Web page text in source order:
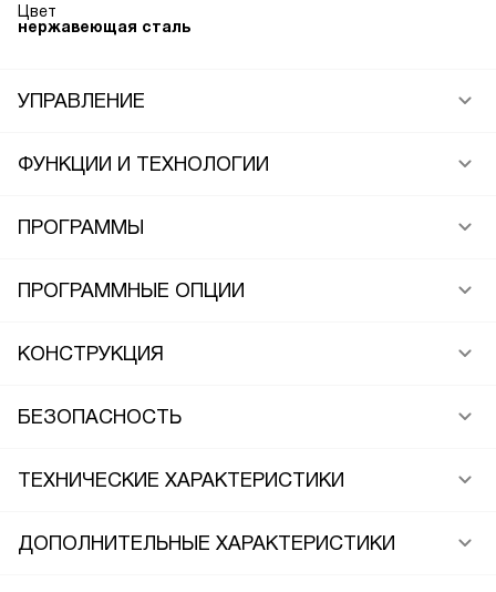
Цвет
нержавеющая сталь
УПРАВЛЕНИЕ
ФУНКЦИИ И ТЕХНОЛОГИИ
ПРОГРАММЫ
ПРОГРАММНЫЕ ОПЦИИ
КОНСТРУКЦИЯ
БЕЗОПАСНОСТЬ
ТЕХНИЧЕСКИЕ ХАРАКТЕРИСТИКИ
ДОПОЛНИТЕЛЬНЫЕ ХАРАКТЕРИСТИКИ